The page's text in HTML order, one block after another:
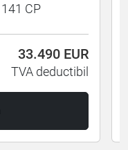
141 CP
33.490 EUR
TVA deductibil